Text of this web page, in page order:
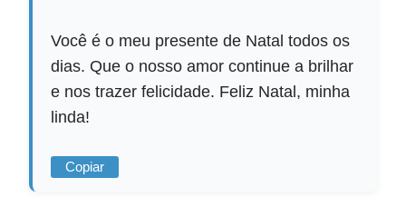
Você é o meu presente de Natal todos os
dias. Que o nosso amor continue a brilhar
e nos trazer felicidade. Feliz Natal, minha
linda!
Copiar